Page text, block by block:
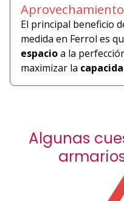
El principal beneficio
medida en Ferrol es
espacioa la
maximizar la
Algunas